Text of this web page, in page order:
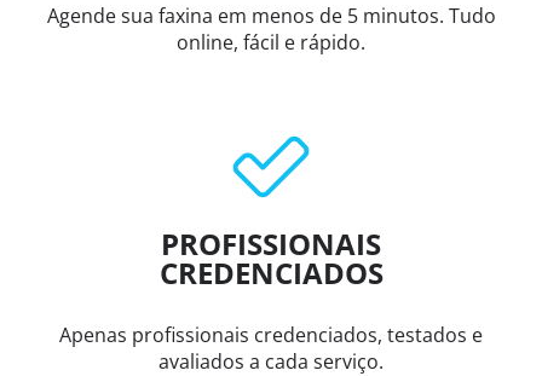
Agende sua faxina em menos de 5 minutos. Tudo
online, fácil e rápido.
PROFISSIONAIS
CREDENCIADOS
Apenas profissionais credenciados, testados e
avaliados a cada serviço.